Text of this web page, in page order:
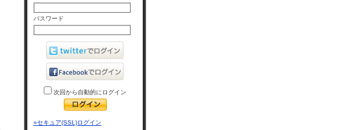
パスワード
次回から自動的にログイン
»セキュア(SSL)ログイン